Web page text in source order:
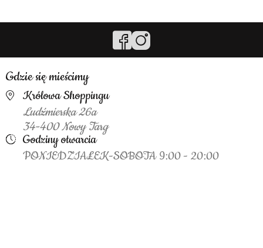
Gdzie się mieścimy
Królowa Shoppingu
Ludźmierska 26a
34-400 Nowy Targ
Godziny otwarcia
PONIEDZIAŁEK-SOBOTA 9:00 - 20:00